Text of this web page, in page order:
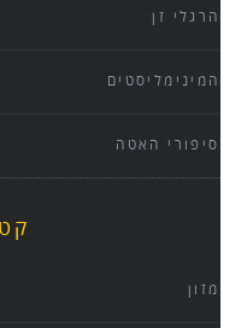
הרגלי זן
המינימליסטים
סיפורי האטה
מזון